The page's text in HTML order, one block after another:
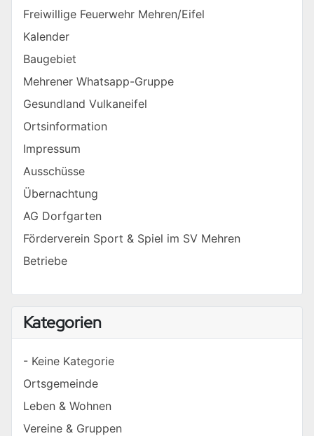
Freiwillige Feuerwehr Mehren/Eifel
Kalender
Baugebiet
Mehrener Whatsapp-Gruppe
Gesundland Vulkaneifel
Ortsinformation
Impressum
Ausschüsse
Übernachtung
AG Dorfgarten
Förderverein Sport & Spiel im SV Mehren
Betriebe
Kategorien
- Keine Kategorie
Ortsgemeinde
Leben & Wohnen
Vereine & Gruppen